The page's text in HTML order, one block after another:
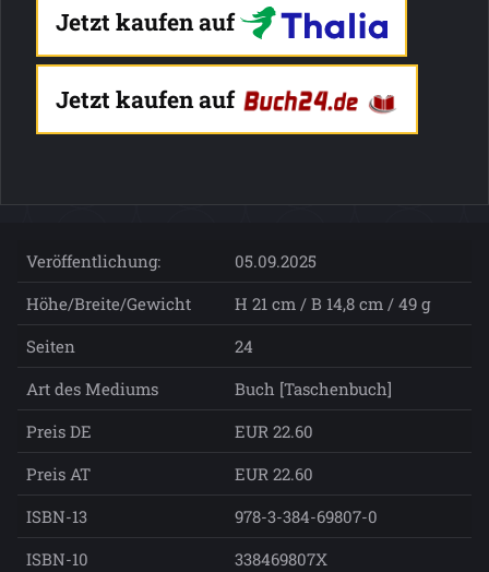
Jetzt kaufen auf
Jetzt kaufen auf
Veröffentlichung:
05.09.2025
Höhe/Breite/Gewicht
H 21 cm / B 14,8 cm / 49 g
Seiten
24
Art des Mediums
Buch [Taschenbuch]
Preis DE
EUR 22.60
Preis AT
EUR 22.60
ISBN-13
978-3-384-69807-0
ISBN-10
338469807X